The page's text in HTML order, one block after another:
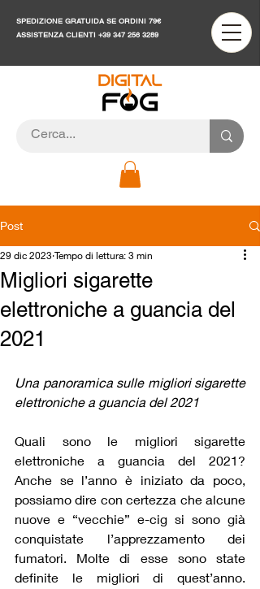
SPEDIZIONE GRATUIDA SE ORDINI 79€
ASSISTENZA CLIENTI +39 347 256 3289
Post
Migliori sigarette
elettroniche a guancia del
2021
29 dic 2023 Tempo di lettura: 3 min
Una panoramica sulle migliori sigarette
elettroniche a guancia del 2021
Quali sono le migliori sigarette
elettroniche a guancia del 2021?
Anche se l’anno è iniziato da poco,
possiamo dire con certezza che alcune
nuove e “vecchie” e-cig si sono già
conquistate l’apprezzamento dei
fumatori. Molte di esse sono state
definite le migliori di quest’anno.